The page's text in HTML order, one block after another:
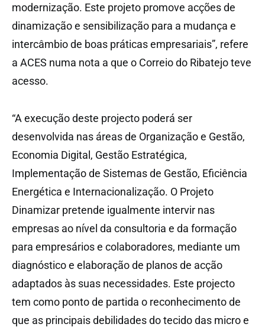
modernização. Este projeto promove acções de
dinamização e sensibilização para a mudança e
intercâmbio de boas práticas empresariais”, refere
a ACES numa nota a que o Correio do Ribatejo teve
acesso.
“A execução deste projecto poderá ser
desenvolvida nas áreas de Organização e Gestão,
Economia Digital, Gestão Estratégica,
Implementação de Sistemas de Gestão, Eficiência
Energética e Internacionalização. O Projeto
Dinamizar pretende igualmente intervir nas
empresas ao nível da consultoria e da formação
para empresários e colaboradores, mediante um
diagnóstico e elaboração de planos de acção
adaptados às suas necessidades. Este projecto
tem como ponto de partida o reconhecimento de
que as principais debilidades do tecido das micro e